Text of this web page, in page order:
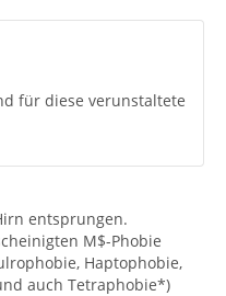
für diese verunstaltete
entsprungen.
M$-Phobie
Haptophobie,
auch Tetraphobie*)